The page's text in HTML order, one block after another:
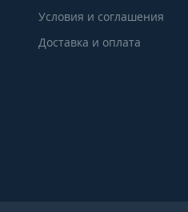
Условия и соглашения
Доставка и оплата